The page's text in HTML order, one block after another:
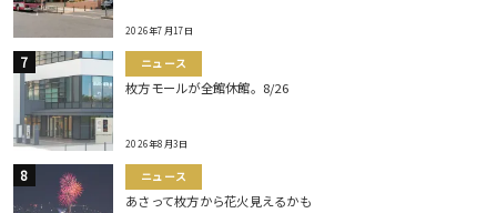
2026年7月17日
ニュース
枚方モールが全館休館。8/26
2026年8月3日
ニュース
あさって枚方から花火見えるかも